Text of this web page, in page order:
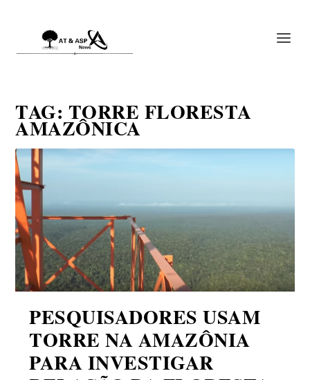
TAG: TORRE FLORESTA
AMAZÔNICA
PESQUISADORES USAM
TORRE NA AMAZÔNIA
PARA INVESTIGAR